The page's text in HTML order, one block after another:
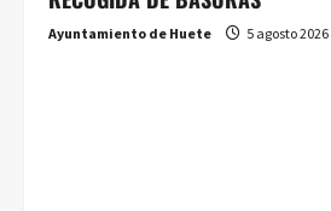
Ayuntamiento de Huete 5 agosto 2026